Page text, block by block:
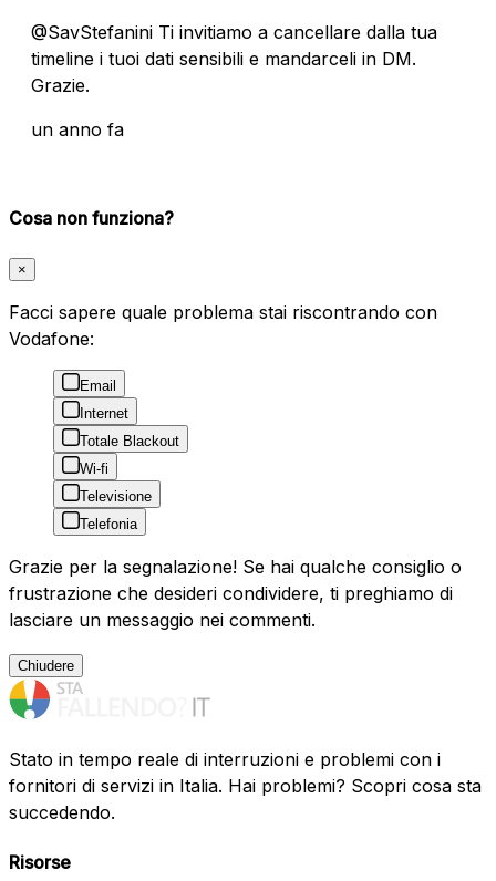
@SavStefanini Ti invitiamo a cancellare dalla tua
timeline i tuoi dati sensibili e mandarceli in DM.
Grazie.
un anno fa
Cosa non funziona?
×
Facci sapere quale problema stai riscontrando con
Vodafone:
Email
Internet
Totale Blackout
Wi-fi
Televisione
Telefonia
Grazie per la segnalazione! Se hai qualche consiglio o
frustrazione che desideri condividere, ti preghiamo di
lasciare un messaggio nei commenti.
Chiudere
Stato in tempo reale di interruzioni e problemi con i
fornitori di servizi in Italia. Hai problemi? Scopri cosa sta
succedendo.
Risorse